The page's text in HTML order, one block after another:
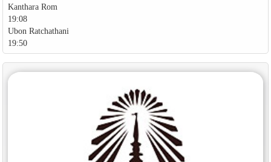
Kanthara Rom
19:08
Ubon Ratchathani
19:50